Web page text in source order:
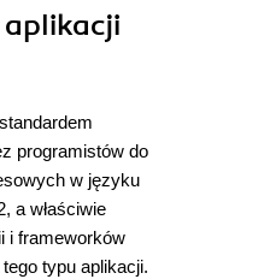
programistów do
w języku
a właściwie
i frameworków
typu aplikacji.